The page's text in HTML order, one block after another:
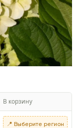
В корзину
📍 Выберите регион